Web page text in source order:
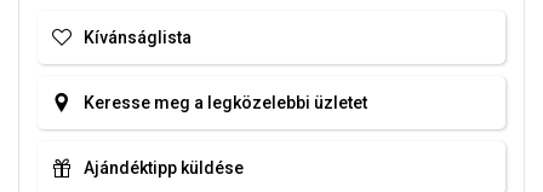
hogy eredeti karórát vásárol, a komplett márkás csomagolásban.
Kívánságlista
Keresse meg a legközelebbi üzletet
Ajándéktipp küldése